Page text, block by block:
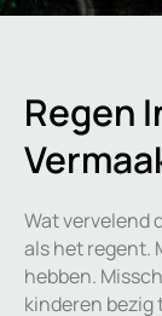
Regen
Wat vervelend
als het regent.
hebben.
kinderen bezig